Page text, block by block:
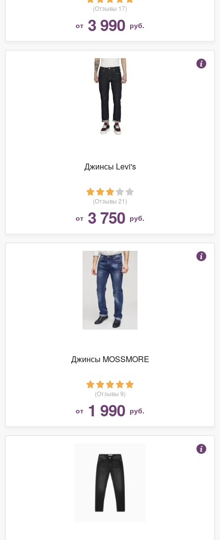
(Отзывы 17)
от 3 990 руб.
Джинсы Levi's
(Отзывы 21)
от 3 750 руб.
Джинсы MOSSMORE
(Отзывы 9)
от 1 990 руб.